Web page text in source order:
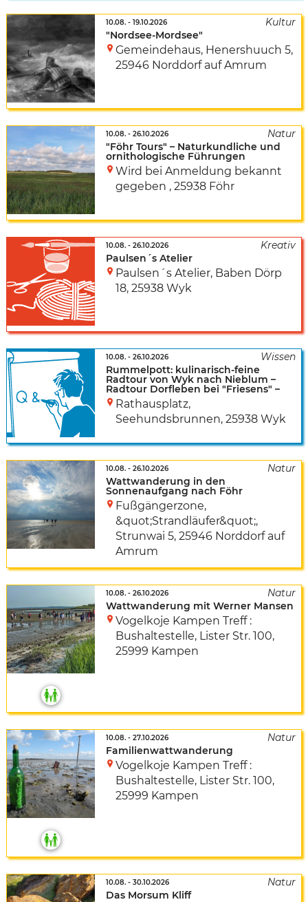
10.08. - 19.10.2026
"Nordsee-Mordsee"
Gemeindehaus, Henershuuch 5,
25946 Norddorf auf Amrum
10.08. - 26.10.2026
"Föhr Tours" – Naturkundliche und
ornithologische Führungen
Wird bei Anmeldung bekannt
gegeben , 25938 Föhr
10.08. - 26.10.2026
Paulsen´s Atelier
Paulsen´s Atelier, Baben Dörp
18, 25938 Wyk
10.08. - 26.10.2026
Rummelpott: kulinarisch-feine
Radtour von Wyk nach Nieblum –
Radtour Dorfleben bei "Friesens" –
Rathausplatz,
Seehundsbrunnen, 25938 Wyk
10.08. - 26.10.2026
Wattwanderung in den
Sonnenaufgang nach Föhr
Fußgängerzone,
&quot;Strandläufer&quot;,
Strunwai 5, 25946 Norddorf auf
Amrum
10.08. - 26.10.2026
Wattwanderung mit Werner Mansen
Vogelkoje Kampen Treff :
Bushaltestelle, Lister Str. 100,
25999 Kampen
10.08. - 27.10.2026
Familienwattwanderung
Vogelkoje Kampen Treff :
Bushaltestelle, Lister Str. 100,
25999 Kampen
10.08. - 30.10.2026
Das Morsum Kliff